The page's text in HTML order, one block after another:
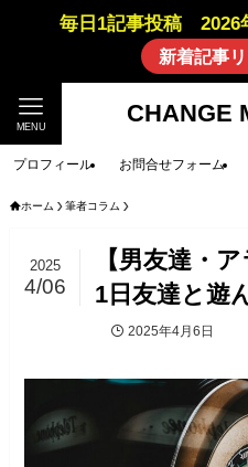
毎日1記事投稿 2026
新着記事
CHANGE
MENU
プロフィール お問合せフォーム
ホーム 筆者コラム
【男友達・
1日友達と遊
2025
4/06
2025年4月6日